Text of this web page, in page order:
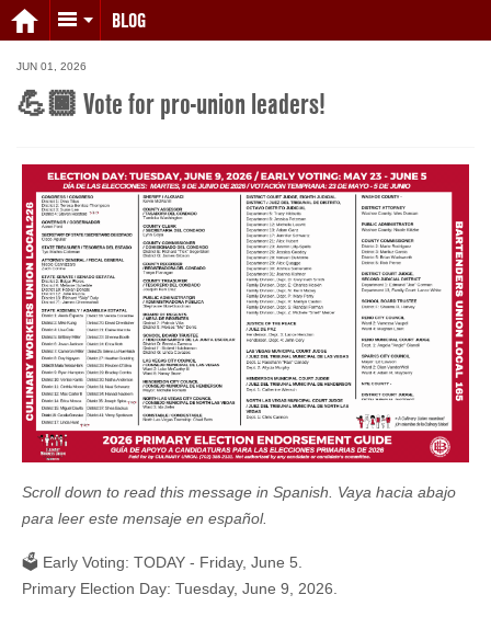
BLOG
JUN 01, 2026
💪🏿 Vote for pro-union leaders!
Scroll down to read this message in Spanish. Vaya hacia abajo
para leer este mensaje en español.
🗳️ Early Voting: TODAY - Friday, June 5.
Primary Election Day: Tuesday, June 9, 2026.